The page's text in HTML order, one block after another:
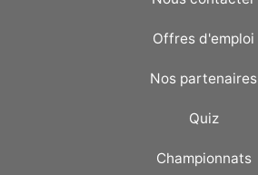
Offres d'emploi
Nos partenaires
Quiz
Championnats